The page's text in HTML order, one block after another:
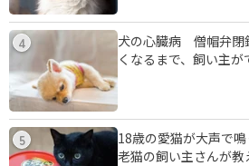
4
犬の心臓病 僧帽弁閉
くなるまで、飼い主
5
18歳の愛猫が大声で
老猫の飼い主さんが教